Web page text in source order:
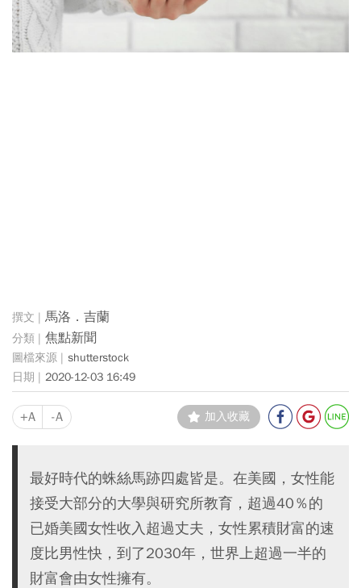
馬洛．吉蘭
焦點新聞
shutterstock
2020-12-03 16:49
+A -A 加入收藏
最好時代的蛛絲馬跡四處皆是。在美國，女性能
接受大部分的大學與研究所教育，超過40％的
已婚美國女性收入超過丈夫，女性累積財富的速
度比男性快，到了2030年，世界上超過一半的
財富會由女性擁有。